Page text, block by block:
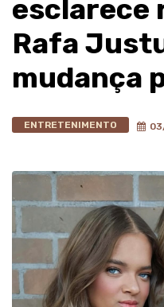
esclarece
Rafa
mudança
ENTRETENIMENTO